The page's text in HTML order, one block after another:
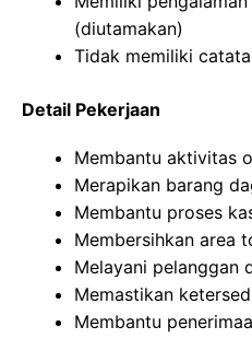
(diutamakan)
Tidak memiliki
Detail Pekerjaan
Membantu aktivitas
Merapikan barang
Membantu proses
Membersihkan area
Melayani pelanggan
Memastikan
Membantu